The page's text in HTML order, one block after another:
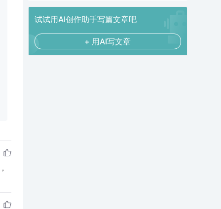
试试用AI创作助手写篇文章吧
+ 用AI写文章